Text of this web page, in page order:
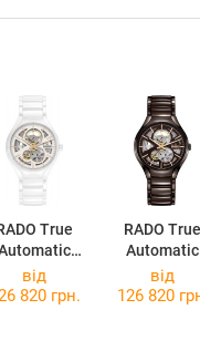
True
R27106922
RADO True
Automatic
Open
від
820 грн.
від
126 820